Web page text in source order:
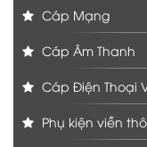
Cáp Mạng
Cáp Âm Thanh
Cáp Điện Thoại
Phụ kiện viễn